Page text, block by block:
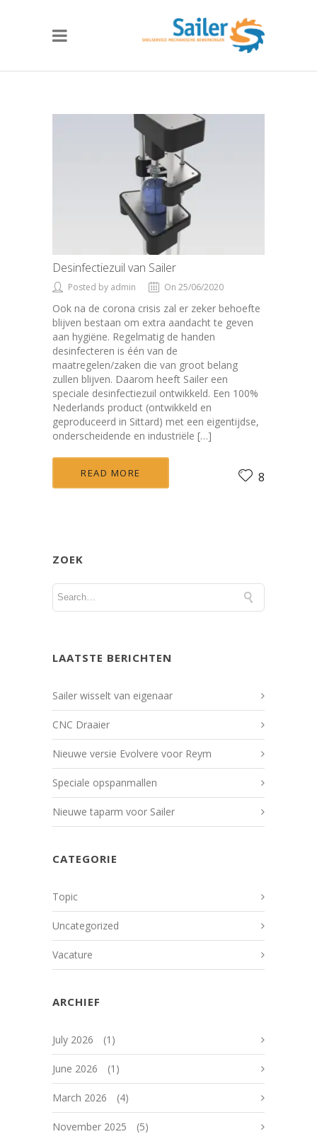
Desinfectiezuil van Sailer
Posted by admin On 25/06/2020
Ook na de corona crisis zal er zeker behoefte
blijven bestaan om extra aandacht te geven
aan hygiëne. Regelmatig de handen
desinfecteren is één van de
maatregelen/zaken die van groot belang
zullen blijven. Daarom heeft Sailer een
speciale desinfectiezuil ontwikkeld. Een 100%
Nederlands product (ontwikkeld en
geproduceerd in Sittard) met een eigentijdse,
onderscheidende en industriële […]
READ MORE 8
ZOEK
LAATSTE BERICHTEN
Sailer wisselt van eigenaar
CNC Draaier
Nieuwe versie Evolvere voor Reym
Speciale opspanmallen
Nieuwe taparm voor Sailer
CATEGORIE
Topic
Uncategorized
Vacature
ARCHIEF
July 2026 (1)
June 2026 (1)
March 2026 (4)
November 2025 (5)